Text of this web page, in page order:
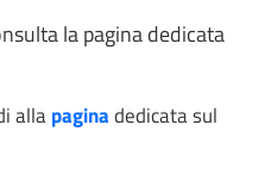
la pagina dedicata
allapaginadedicata sul